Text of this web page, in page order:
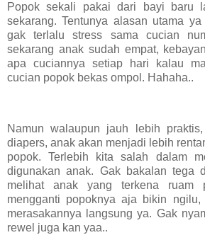
Popok sekali pakai dari bayi baru
sekarang. Tentunya alasan utama
gak terlalu stress sama cucian
sekarang anak sudah empat,
apa cuciannya setiap hari kalau
cucian popok bekas ompol. Hahaha..
Namun walaupun jauh lebih
diapers, anak akan menjadi lebih
popok. Terlebih kita salah dalam
digunakan anak. Gak bakalan tega
melihat anak yang terkena ruam
mengganti popoknya aja bikin
merasakannya langsung ya. Gak
rewel juga kan yaa..